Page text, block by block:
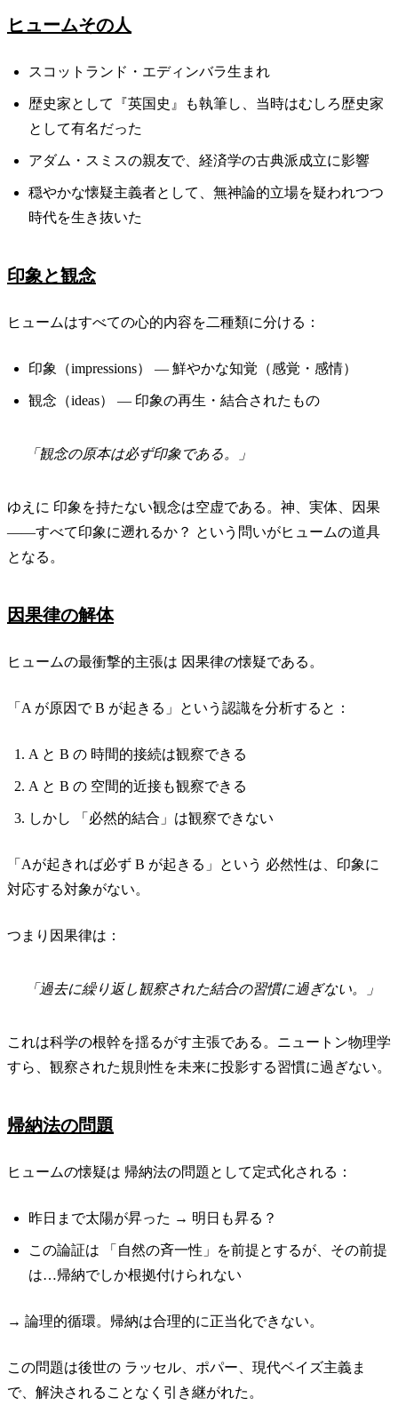
ヒュームその人
スコットランド・エディンバラ生まれ
歴史家として『英国史』も執筆し、当時はむしろ歴史家
として有名だった
アダム・スミスの親友で、経済学の古典派成立に影響
穏やかな懐疑主義者として、無神論的立場を疑われつつ
時代を生き抜いた
印象と観念
ヒュームはすべての心的内容を二種類に分ける：
印象（impressions） — 鮮やかな知覚（感覚・感情）
観念（ideas） — 印象の再生・結合されたもの
「観念の原本は必ず印象である。」
ゆえに 印象を持たない観念は空虚である。神、実体、因果
——すべて印象に遡れるか？ という問いがヒュームの道具
となる。
因果律の解体
ヒュームの最衝撃的主張は 因果律の懐疑である。
「A が原因で B が起きる」という認識を分析すると：
A と B の 時間的接続は観察できる
A と B の 空間的近接も観察できる
しかし 「必然的結合」は観察できない
「Aが起きれば必ず B が起きる」という 必然性は、印象に
対応する対象がない。
つまり因果律は：
「過去に繰り返し観察された結合の習慣に過ぎない。」
これは科学の根幹を揺るがす主張である。ニュートン物理学
すら、観察された規則性を未来に投影する習慣に過ぎない。
帰納法の問題
ヒュームの懐疑は 帰納法の問題として定式化される：
昨日まで太陽が昇った → 明日も昇る？
この論証は 「自然の斉一性」を前提とするが、その前提
は…帰納でしか根拠付けられない
→ 論理的循環。帰納は合理的に正当化できない。
この問題は後世の ラッセル、ポパー、現代ベイズ主義ま
で、解決されることなく引き継がれた。